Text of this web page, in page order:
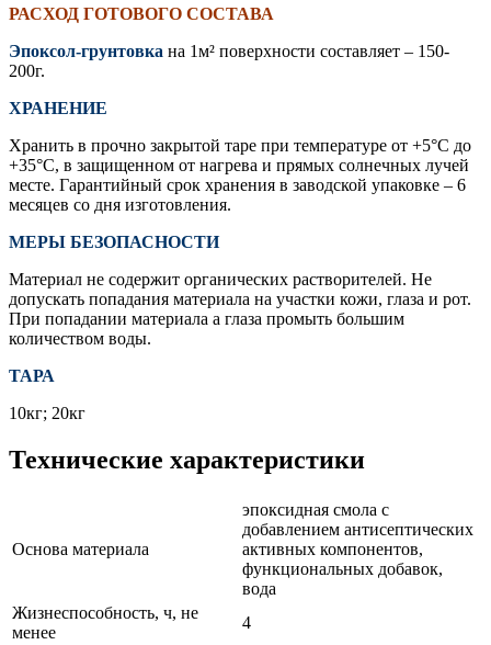
РАСХОД ГОТОВОГО СОСТАВА
Эпоксол-грунтовка на 1м² поверхности составляет – 150-
200г.
ХРАНЕНИЕ
Хранить в прочно закрытой таре при температуре от +5°С до
+35°С, в защищенном от нагрева и прямых солнечных лучей
месте. Гарантийный срок хранения в заводской упаковке – 6
месяцев со дня изготовления.
МЕРЫ БЕЗОПАСНОСТИ
Материал не содержит органических растворителей. Не
допускать попадания материала на участки кожи, глаза и рот.
При попадании материала а глаза промыть большим
количеством воды.
ТАРА
10кг; 20кг
Технические характеристики
Основа материала
эпоксидная смола с
добавлением антисептических
активных компонентов,
функциональных добавок,
вода
Жизнеспособность, ч, не
менее
4